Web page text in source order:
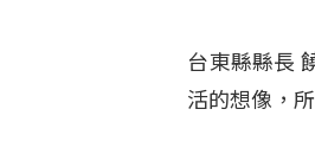
台東縣縣長
活的想像，